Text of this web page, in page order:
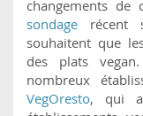
changements de
sondage récent
souhaitent que
des plats
nombreux
VegOresto, qui a